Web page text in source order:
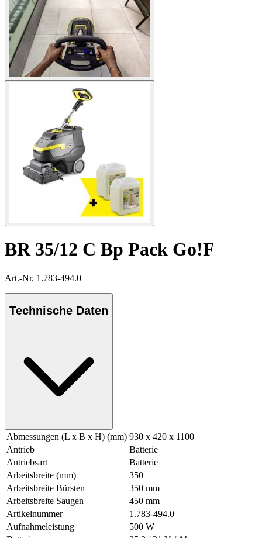
BR 35/12 C Bp Pack Go!F
Art.-Nr. 1.783-494.0
Technische Daten
Abmessungen (L x B x H) (mm) 930 x 420 x 1100
Antrieb
Batterie
Antriebsart
Batterie
Arbeitsbreite (mm)
350
Arbeitsbreite Bürsten
350 mm
Arbeitsbreite Saugen
450 mm
Artikelnummer
1.783-494.0
Aufnahmeleistung
500 W